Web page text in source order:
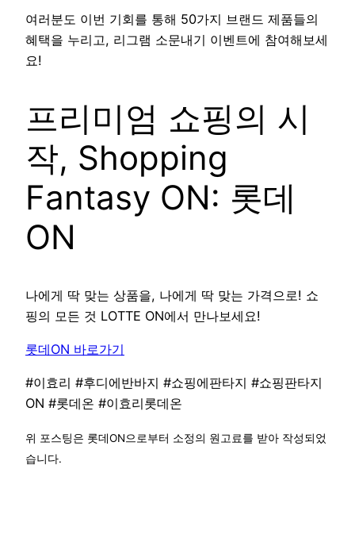
여러분도 이번 기회를 통해 50가지 브랜드 제품들의
혜택을 누리고, 리그램 소문내기 이벤트에 참여해보세
요!
프리미엄 쇼핑의 시
작, Shopping
Fantasy ON: 롯데
ON
나에게 딱 맞는 상품을, 나에게 딱 맞는 가격으로! 쇼
핑의 모든 것 LOTTE ON에서 만나보세요!
롯데ON 바로가기
#이효리 #후디에반바지 #쇼핑에판타지 #쇼핑판타지
ON #롯데온 #이효리롯데온
위 포스팅은 롯데ON으로부터 소정의 원고료를 받아 작성되었
습니다.